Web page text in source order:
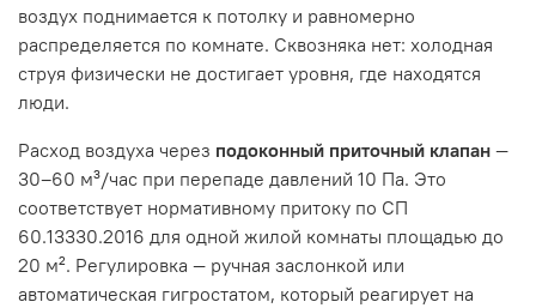
воздух поднимается к потолку и равномерно
распределяется по комнате. Сквозняка нет: холодная
струя физически не достигает уровня, где находятся
люди.
Расход воздуха через подоконный приточный клапан —
30–60 м³/час при перепаде давлений 10 Па. Это
соответствует нормативному притоку по СП
60.13330.2016 для одной жилой комнаты площадью до
20 м². Регулировка — ручная заслонкой или
автоматическая гигростатом, который реагирует на